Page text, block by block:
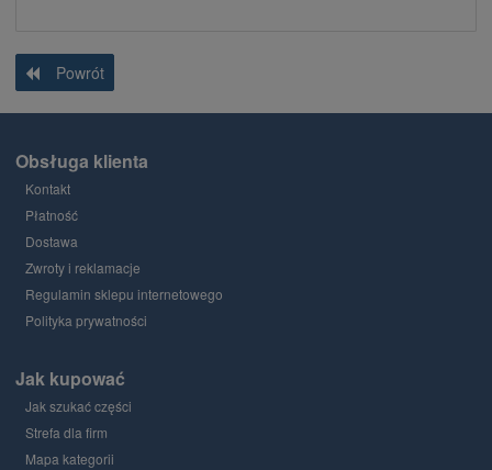
Powrót
Obsługa klienta
Kontakt
Płatność
Dostawa
Zwroty i reklamacje
Regulamin sklepu internetowego
Polityka prywatności
Jak kupować
Jak szukać części
Strefa dla firm
Mapa kategorii